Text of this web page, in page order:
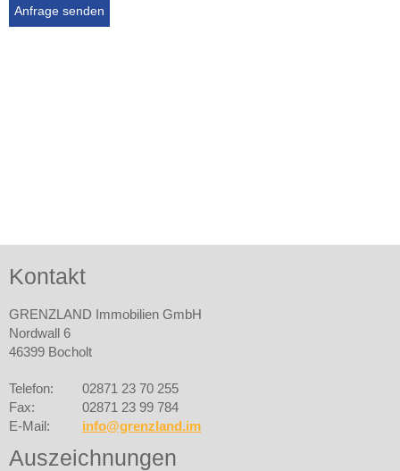
Kontakt
GRENZLAND Immobilien GmbH
Nordwall 6
46399 Bocholt
Telefon:
02871 23 70 255
Fax:
02871 23 99 784
E-Mail:
info@grenzland.im
Auszeichnungen